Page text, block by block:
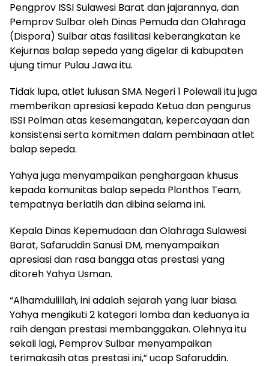
Pengprov ISSI Sulawesi Barat dan jajarannya, dan
Pemprov Sulbar oleh Dinas Pemuda dan Olahraga
(Dispora) Sulbar atas fasilitasi keberangkatan ke
Kejurnas balap sepeda yang digelar di kabupaten
ujung timur Pulau Jawa itu.
Tidak lupa, atlet lulusan SMA Negeri 1 Polewali itu juga
memberikan apresiasi kepada Ketua dan pengurus
ISSI Polman atas kesemangatan, kepercayaan dan
konsistensi serta komitmen dalam pembinaan atlet
balap sepeda.
Yahya juga menyampaikan penghargaan khusus
kepada komunitas balap sepeda Plonthos Team,
tempatnya berlatih dan dibina selama ini.
Kepala Dinas Kepemudaan dan Olahraga Sulawesi
Barat, Safaruddin Sanusi DM, menyampaikan
apresiasi dan rasa bangga atas prestasi yang
ditoreh Yahya Usman.
“Alhamdulillah, ini adalah sejarah yang luar biasa.
Yahya mengikuti 2 kategori lomba dan keduanya ia
raih dengan prestasi membanggakan. Olehnya itu
sekali lagi, Pemprov Sulbar menyampaikan
terimakasih atas prestasi ini,” ucap Safaruddin.